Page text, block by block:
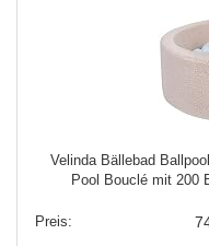
Velinda Bällebad
Pool Bouclé mit 200